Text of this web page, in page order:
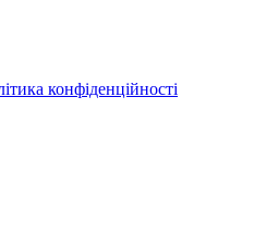
конфіденційності